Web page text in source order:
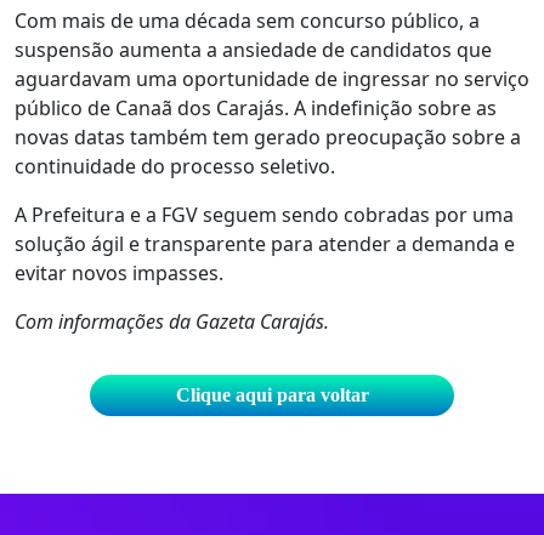
Com mais de uma década sem concurso público, a
suspensão aumenta a ansiedade de candidatos que
aguardavam uma oportunidade de ingressar no serviço
público de Canaã dos Carajás. A indefinição sobre as
novas datas também tem gerado preocupação sobre a
continuidade do processo seletivo.
A Prefeitura e a FGV seguem sendo cobradas por uma
solução ágil e transparente para atender a demanda e
evitar novos impasses.
Com informações da Gazeta Carajás.
Clique aqui para voltar